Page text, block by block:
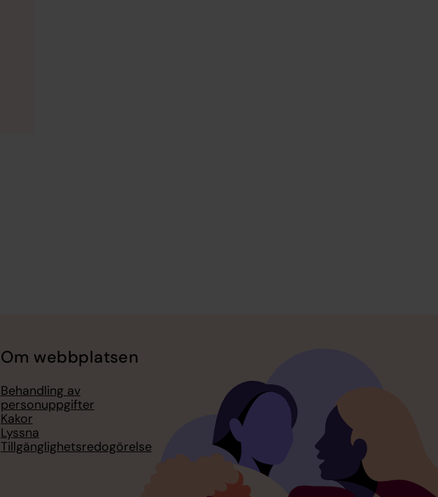
Om webbplatsen
Behandling av
personuppgifter
Kakor
Lyssna
Tillgänglighetsredogörelse